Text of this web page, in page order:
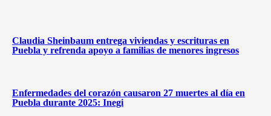
Claudia Sheinbaum entrega viviendas y escrituras en
Puebla y refrenda apoyo a familias de menores ingresos
Enfermedades del corazón causaron 27 muertes al día en
Puebla durante 2025: Inegi